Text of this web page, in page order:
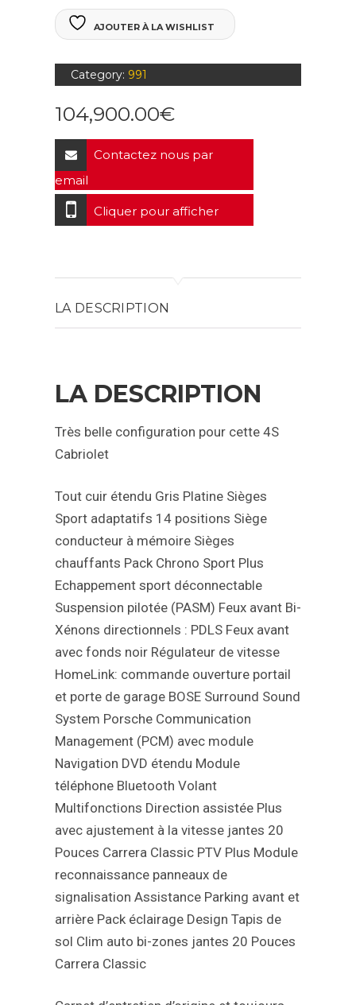
AJOUTER À LA WISHLIST
Category: 991
104,900.00€
Contactez nous par
email
Cliquer pour afficher
LA DESCRIPTION
LA DESCRIPTION
Très belle configuration pour cette 4S
Cabriolet
Tout cuir étendu Gris Platine Sièges
Sport adaptatifs 14 positions Siège
conducteur à mémoire Sièges
chauffants Pack Chrono Sport Plus
Echappement sport déconnectable
Suspension pilotée (PASM) Feux avant Bi-
Xénons directionnels : PDLS Feux avant
avec fonds noir Régulateur de vitesse
HomeLink: commande ouverture portail
et porte de garage BOSE Surround Sound
System Porsche Communication
Management (PCM) avec module
Navigation DVD étendu Module
téléphone Bluetooth Volant
Multifonctions Direction assistée Plus
avec ajustement à la vitesse jantes 20
Pouces Carrera Classic PTV Plus Module
reconnaissance panneaux de
signalisation Assistance Parking avant et
arrière Pack éclairage Design Tapis de
sol Clim auto bi-zones jantes 20 Pouces
Carrera Classic